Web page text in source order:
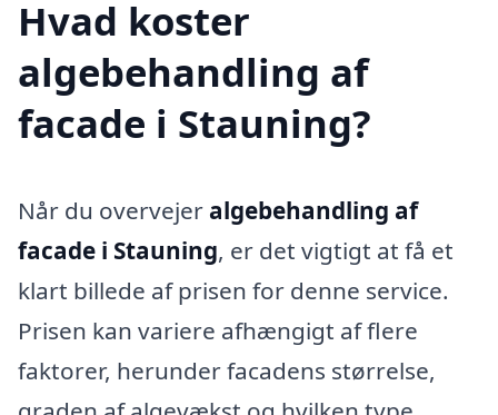
Hvad koster
algebehandling af
facade i Stauning?
Når du overvejer algebehandling af
facade i Stauning, er det vigtigt at få et
klart billede af prisen for denne service.
Prisen kan variere afhængigt af flere
faktorer, herunder facadens størrelse,